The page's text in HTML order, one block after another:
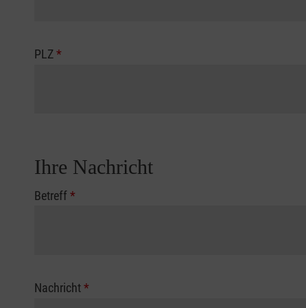
PLZ*
Ihre Nachricht
Betreff*
Nachricht*